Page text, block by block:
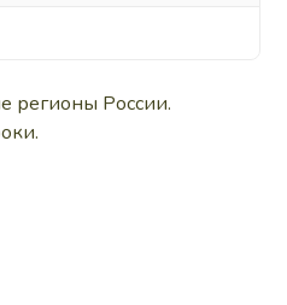
регионы России.